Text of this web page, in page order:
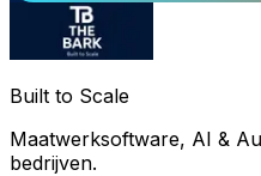
Built to Scale
Maatwerksoftware, AI &
bedrijven.